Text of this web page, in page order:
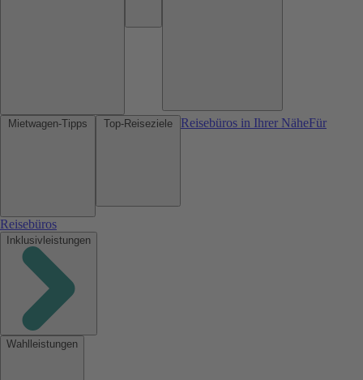
Reisebüros in Ihrer NäheFür
Reisebüros
Inklusivleistungen
Wahlleistungen